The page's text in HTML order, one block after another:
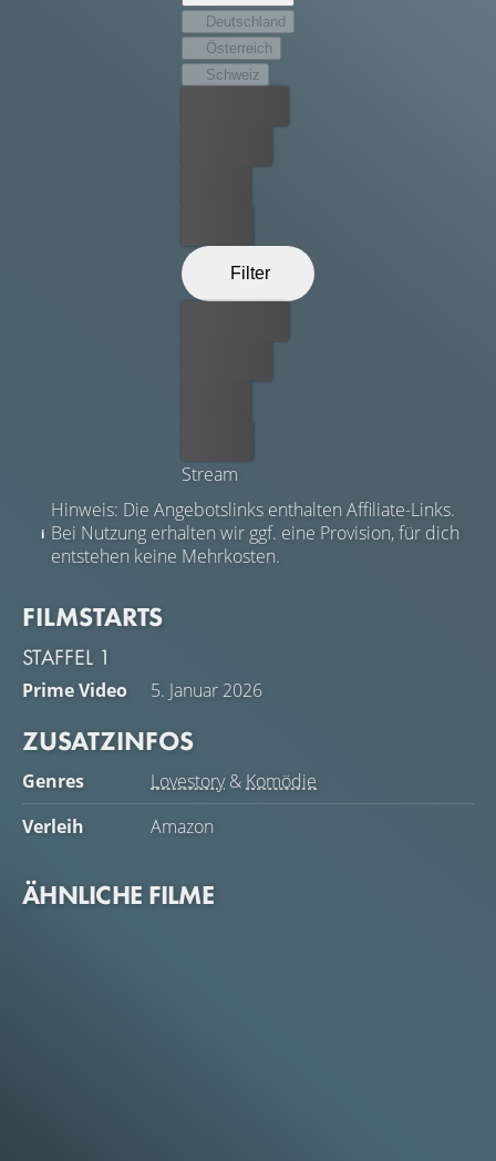
Deutschland
Österreich
Schweiz
Filter
Stream
Hinweis: Die Angebotslinks enthalten Affiliate-Links.
Bei Nutzung erhalten wir ggf. eine Provision, für dich
entstehen keine Mehrkosten.
FILMSTARTS
STAFFEL 1
Prime Video 5. Januar 2026
ZUSATZINFOS
Genres Lovestory& Komödie
Verleih
Amazon
ÄHNLICHE FILME